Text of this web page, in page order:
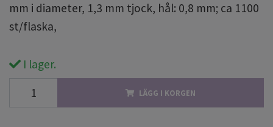
mm i diameter, 1,3 mm tjock, hål: 0,8 mm; ca 1100
st/flaska,
I lager.
LÄGG I KORGEN